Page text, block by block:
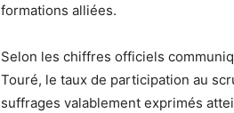
formations alliées.
Selon les chiffres officiels
Touré, le taux de participation au
suffrages valablement exprimés